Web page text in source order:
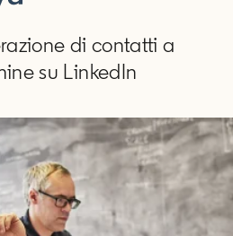
di contatti a
su LinkedIn